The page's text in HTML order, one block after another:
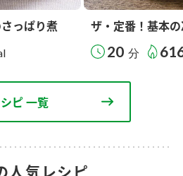
さっぱり煮 ザ・定番！基本
20 分
ピ 一覧
人気レシピ